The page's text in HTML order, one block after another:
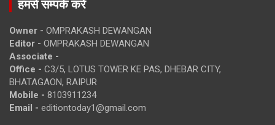
हमसे सम्पर्क करें
Owner - OMPRAKASH DEWANGAN
Editor - OMPRAKASH DEWANGAN
Associate -
Office - C3/5, LOTUS TOWER KE PAS, DHEBAR CITY,
BHATAGAON, RAIPUR
Mobile - 8103911234
Email - editiontoday1@gmail.com